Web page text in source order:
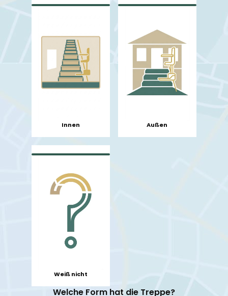
Innen Außen
Weiß nicht
Welche Form hat die Treppe?